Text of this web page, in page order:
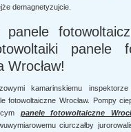
demagnetyzujcie.
panele
panele
Wrocław!
kamarinskiemu
fotowoltaiczne Wrocław. Pompy
panele fotowoltaiczne
ciurczałby